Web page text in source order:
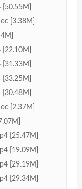
[3.38M]
[2.37M]
[25.47M]
[19.09M]
[29.19M]
[29.34M]